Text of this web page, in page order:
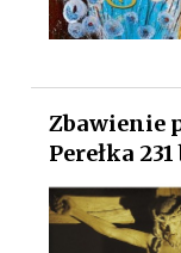
Zbawienie
Perełka